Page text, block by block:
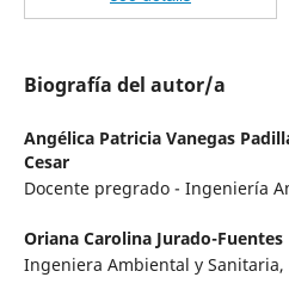
Biografía del autor/a
Angélica Patricia Vanegas
Cesar
Docente pregrado - Ingeniería
Oriana Carolina Jurado-Fuentes
Ingeniera Ambiental y Sanitaria,